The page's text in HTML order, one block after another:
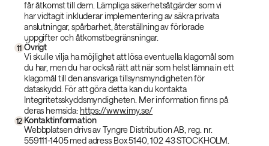
får åtkomst till dem. Lämpliga säkerhetsåtgärder som vi
har vidtagit inkluderar implementering av säkra privata
anslutningar, spårbarhet, återställning av förlorade
uppgifter och åtkomstbegränsningar.
11 Övrigt
Vi skulle vilja ha möjlighet att lösa eventuella klagomål som
du har, men du har också rätt att när som helst lämna in ett
klagomål till den ansvariga tillsynsmyndigheten för
dataskydd. För att göra detta kan du kontakta
Integritetsskyddsmyndigheten. Mer information finns på
deras hemsida: https://www.imy.se/
12 Kontaktinformation
Webbplatsen drivs av Tyngre Distribution AB, reg. nr.
559111-1405 med adress Box 5140, 102 43 STOCKHOLM.